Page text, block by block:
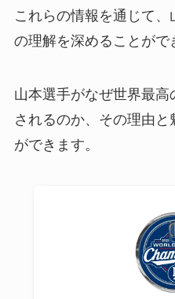
これらの情報を通じて
の理解を深めることがで
山本選手がなぜ世界最
されるのか、その理由と
ができます。